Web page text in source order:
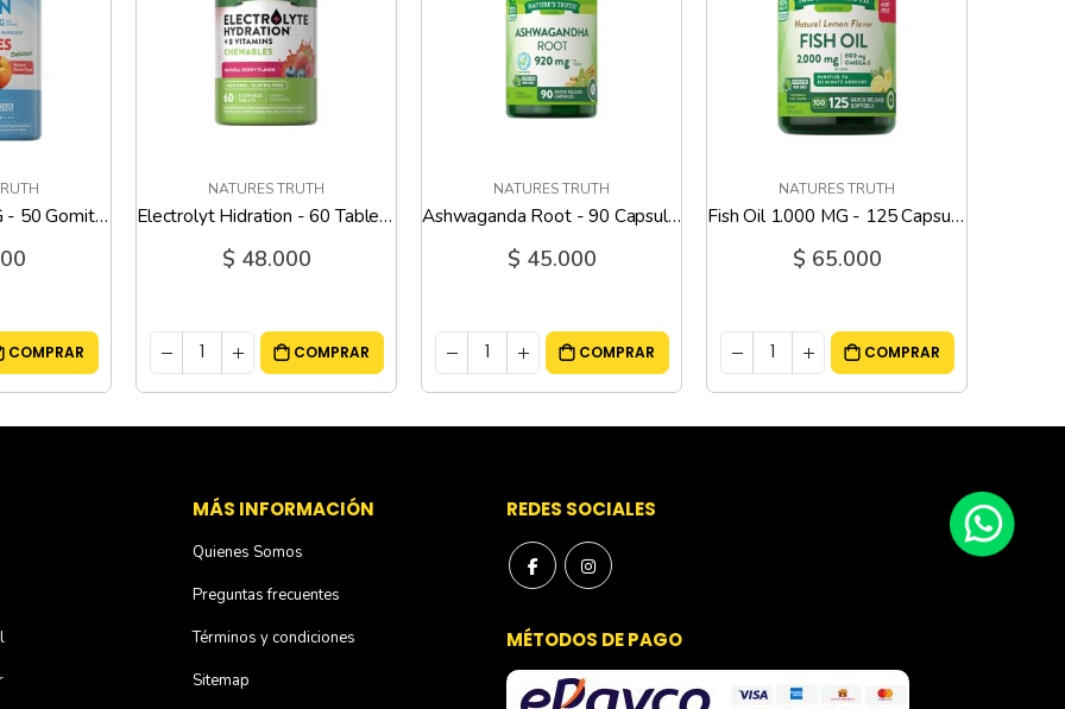
Biotin 10.000 MCG - 50 Gomitas
COMPRAR
NATURES TRUTH
Electrolyt Hidration - 60 Tabletas Masticables
$ 48.000
COMPRAR
NATURES TRUTH
Ashwaganda Root - 90 Capsulas
$ 45.000
COMPRAR
NATURES TRUTH
Fish Oil 1.000 MG - 125 Capsulas Liquidas
$ 65.000
COMPRAR
MÁS INFORMACIÓN
Quienes Somos
Preguntas frecuentes
Términos y condiciones
Sitemap
REDES SOCIALES
MÉTODOS DE PAGO